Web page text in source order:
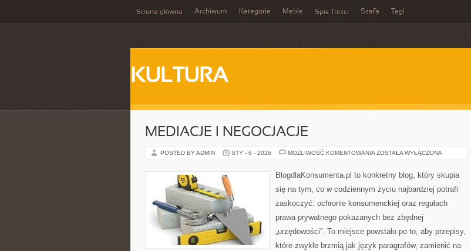
Strona główna Archiwum Kategorie Meble Spis Treści Szafa Tagi
KULTURA
MEDIACJE I NEGOCJACJE
POSTED BY ADMIN STY - 6 - 2026 MOŻLIWOŚĆ KOMENTOWANIA MEDIACJE
ZOSTAŁA WYŁĄCZONA
BlogdlaKonsumenta.pl to konkretny blog, który skupia
się na tym, co w codziennym życiu najbardziej potrafi
zaskoczyć: ochronie konsumenckiej oraz regułach
prawa prywatnego pokazanych bez zbędnej
„urzędowości”. To miejsce powstało po to, aby przepisy,
które zwykle brzmią jak język paragrafów, zamienić na